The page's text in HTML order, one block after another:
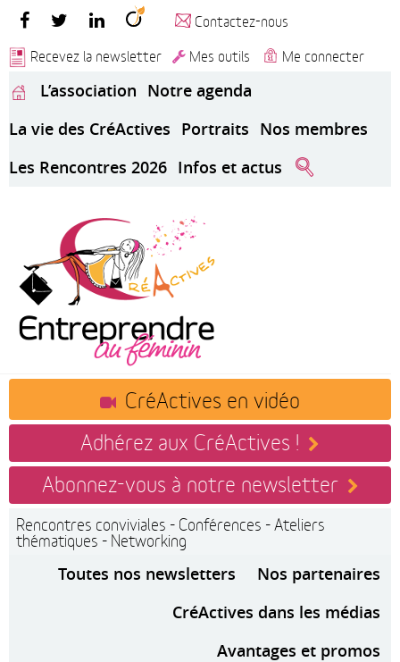
Contactez-nous
Recevez la newsletter
Mes outils Me connecter
L’association Notre agenda
La vie des CréActives Portraits Nos membres
Les Rencontres 2026 Infos et actus
CréActives en vidéo
Adhérez aux CréActives !
Abonnez-vous à notre newsletter
Rencontres conviviales - Conférences - Ateliers
thématiques - Networking
Toutes nos newsletters
Nos partenaires
CréActives dans les médias
Avantages et promos